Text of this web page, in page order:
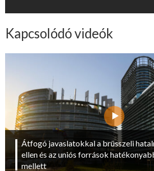
Kapcsolódó videók
Átfogó javaslatokkal a brüsszeli
ellen és az uniós források
mellett